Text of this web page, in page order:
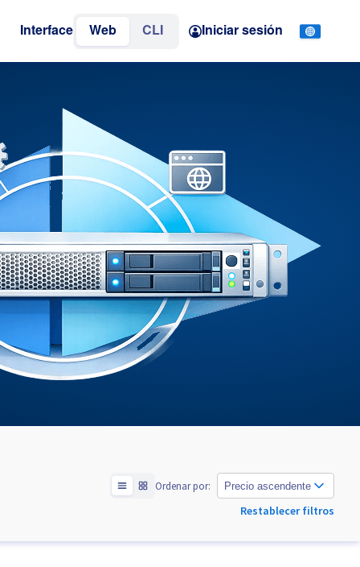
Interface Web CLI Iniciar sesión
Ordenar por: Precio ascendente
Restablecer filtros